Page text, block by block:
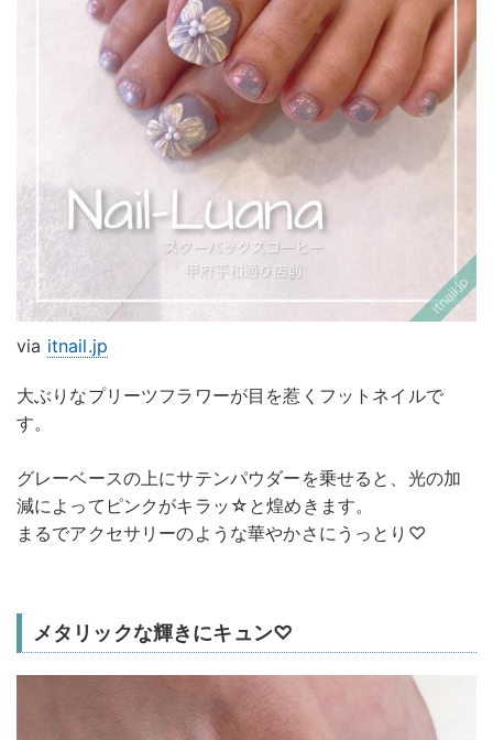
via itnail.jp
大ぶりなプリーツフラワーが目を惹くフットネイルで
す。
グレーベースの上にサテンパウダーを乗せると、光の加
減によってピンクがキラッ☆と煌めきます。
まるでアクセサリーのような華やかさにうっとり♡
メタリックな輝きにキュン♡